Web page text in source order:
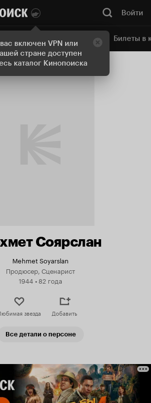
включен VPN или
стране доступен
каталог Кинопоиска
Войти
Онлайн-кинотеатр Билеты в
Соярслан
Mehmet Soyarslan
Продюсер, Сценарист
1944 • 82 года
звезда Добавить
Все детали о персоне